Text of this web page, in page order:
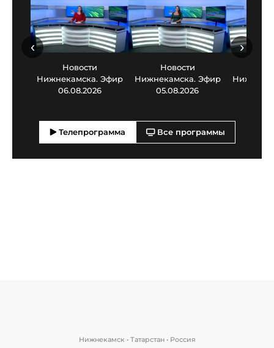
Новости
Нижнекамска. Эфир
06.08.2026
Новости
Нижнекамска. Эфир
05.08.2026
‹ ›
Телепрограмма Все программы
Нижнекамск • Татарстан • Россия